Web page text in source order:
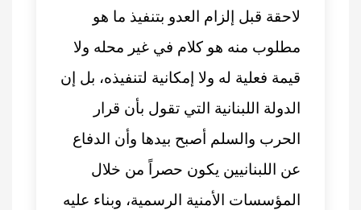
لاحقة قبل إلزام العدو بتنفيذ ما هو
مطلوب منه هو كلام في غير محله ولا
قيمة فعلية له ولا إمكانية لتنفيذه، بل إن
الدولة اللبنانية التي تقول بأن قرار
الحرب والسلم أصبح بيدها وأن الدفاع
عن اللبنانيين يكون حصراً من خلال
المؤسسات الأمنية الرسمية، وبناء عليه